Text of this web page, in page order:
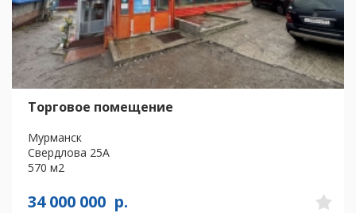
Торговое помещение
Мурманск
Свердлова 25А
570 м2
34 000 000 р.